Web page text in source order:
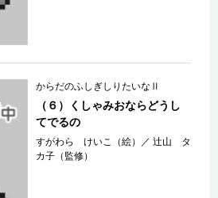
からだのふしぎしりたいなⅡ
（６）くしゃみおならどうし
てでるの
すがわら けいこ（絵） ／辻山 タ
カ子（監修）